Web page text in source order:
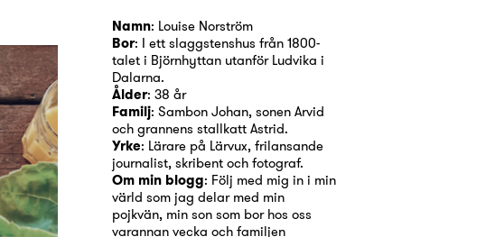
Namn: Louise Norström
Bor: I ett slaggstenshus från 1800-
talet i Björnhyttan utanför Ludvika i
Dalarna.
Ålder: 38 år
Familj: Sambon Johan, sonen Arvid
och grannens stallkatt Astrid.
Yrke: Lärare på Lärvux, frilansande
journalist, skribent och fotograf.
Om min blogg: Följ med mig in i min
värld som jag delar med min
pojkvän, min son som bor hos oss
varannan vecka och familjen